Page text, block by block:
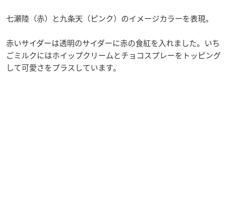
七瀬陸（赤）と九条天（ピンク）のイメージカラーを表現。
赤いサイダーは透明のサイダーに赤の食紅を入れました。いち
ごミルクにはホイップクリームとチョコスプレーをトッピング
して可愛さをプラスしています。